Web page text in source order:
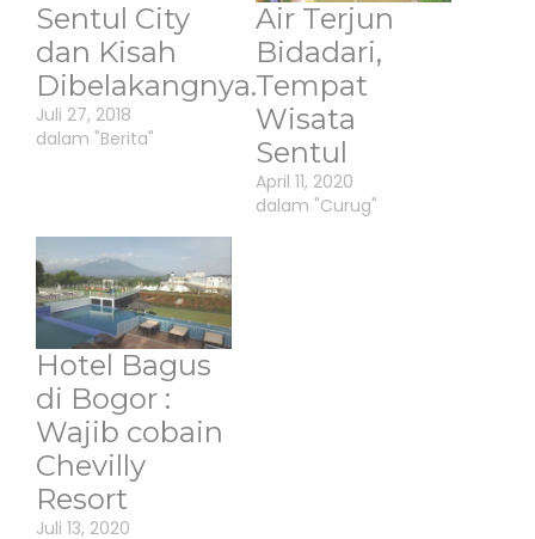
Sentul City
dan Kisah
Dibelakangnya.
Juli 27, 2018
dalam "Berita"
Air Terjun
Bidadari,
Tempat
Wisata
Sentul
April 11, 2020
dalam "Curug"
Hotel Bagus
di Bogor :
Wajib cobain
Chevilly
Resort
Juli 13, 2020